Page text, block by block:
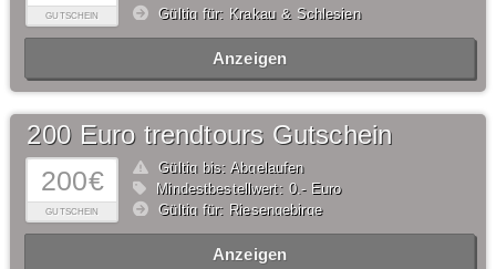
GUTSCHEIN
Gültig für: Krakau & Schlesien
Anzeigen
200€
GUTSCHEIN
200 Euro trendtours Gutschein
Gültig bis: Abgelaufen
Mindestbestellwert: 0,- Euro
Gültig für: Riesengebirge
Anzeigen